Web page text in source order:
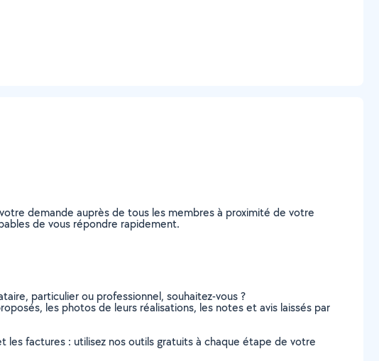
demande auprès de tous les membres à proximité de votre
de vous répondre rapidement.
particulier ou professionnel, souhaitez-vous ?
les photos de leurs réalisations, les notes et avis laissés par
les factures : utilisez nos outils gratuits à chaque étape de votre